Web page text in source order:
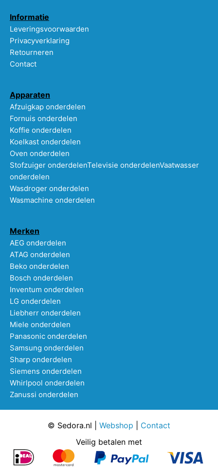
Informatie
Leveringsvoorwaarden
Privacyverklaring
Retourneren
Contact
Apparaten
Afzuigkap onderdelen
Fornuis onderdelen
Koffie onderdelen
Koelkast onderdelen
Oven onderdelen
Stofzuiger onderdelenTelevisie onderdelenVaatwasser
onderdelen
Wasdroger onderdelen
Wasmachine onderdelen
Merken
AEG onderdelen
ATAG onderdelen
Beko onderdelen
Bosch onderdelen
Inventum onderdelen
LG onderdelen
Liebherr onderdelen
Miele onderdelen
Panasonic onderdelen
Samsung onderdelen
Sharp onderdelen
Siemens onderdelen
Whirlpool onderdelen
Zanussi onderdelen
© Sedora.nl | Webshop
Contact
Veilig betalen met